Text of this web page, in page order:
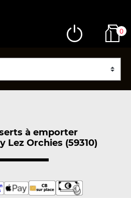
0
à emporter
Lez Orchies (59310)